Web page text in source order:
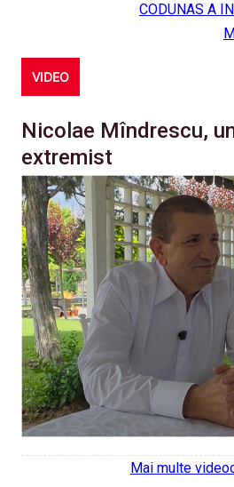
CODUNAS A
VIDEO
Nicolae Mîndrescu,
extremist
Mai multe